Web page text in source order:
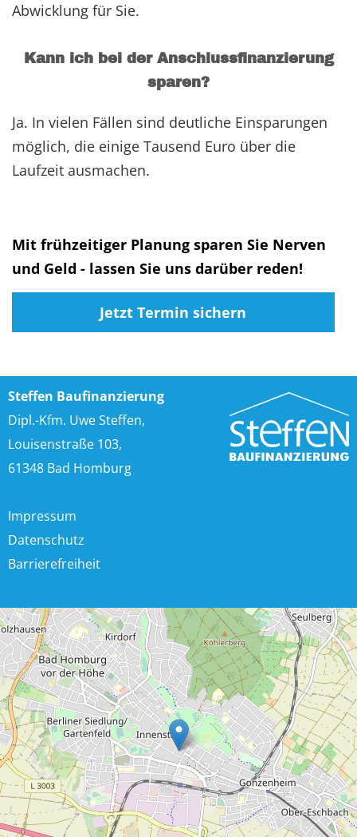
Abwicklung für Sie.
Kann ich bei der Anschlussfinanzierung
sparen?
Ja. In vielen Fällen sind deutliche Einsparungen
möglich, die einige Tausend Euro über die
Laufzeit ausmachen.
Mit frühzeitiger Planung sparen Sie Nerven
und Geld - lassen Sie uns darüber reden!
Jetzt Termin sichern
Steffen Baufinanzierung
Dipl.-Kfm. Uwe Steffen,
Louisenstraße 103,
61348 Bad Homburg
Impressum
Datenschutz
Barrierefreiheit
+
−